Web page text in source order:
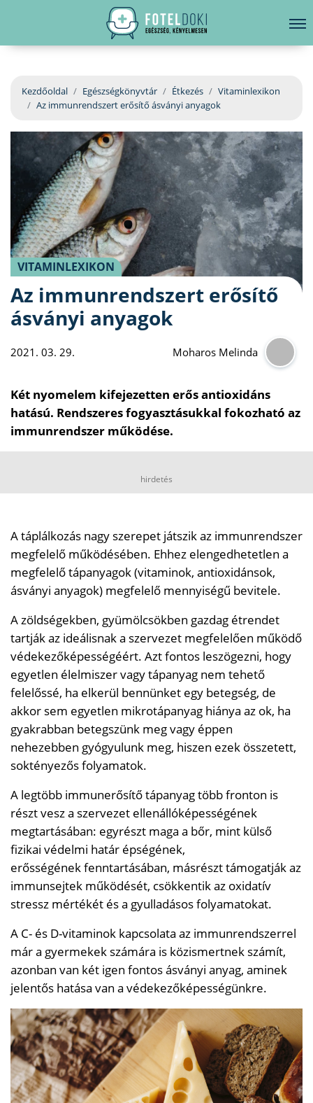
EGÉSZSÉGKÖNYVTÁR
ÜGYELETKERESŐ
ORVOS VÁLASZOL
ORVOSKERESŐ
hirdetés
Kezdőoldal Egészségkönyvtár Étkezés
Vitaminlexikon
Az immunrendszert erősítő ásványi anyagok
VITAMINLEXIKON
Az immunrendszert erősítő
ásványi anyagok
2021. 03. 29. Moharos Melinda
Két nyomelem kifejezetten erős antioxidáns
hatású. Rendszeres fogyasztásukkal fokozható az
immunrendszer működése.
hirdetés
A táplálkozás nagy szerepet játszik az immunrendszer
megfelelő működésében. Ehhez elengedhetetlen a
megfelelő tápanyagok (vitaminok, antioxidánsok,
ásványi anyagok) megfelelő mennyiségű bevitele.
A zöldségekben, gyümölcsökben gazdag étrendet
tartják az ideálisnak a szervezet megfelelően működő
védekezőképességéért. Azt fontos leszögezni, hogy
egyetlen élelmiszer vagy tápanyag nem tehető
felelőssé, ha elkerül bennünket egy betegség, de
akkor sem egyetlen mikrotápanyag hiánya az ok, ha
gyakrabban betegszünk meg vagy éppen
nehezebben gyógyulunk meg, hiszen ezek összetett,
soktényezős folyamatok.
A legtöbb immunerősítő tápanyag több fronton is
részt vesz a szervezet ellenállóképességének
megtartásában: egyrészt maga a bőr, mint külső
fizikai védelmi határ épségének,
erősségének fenntartásában, másrészt támogatják az
immunsejtek működését, csökkentik az oxidatív
stressz mértékét és a gyulladásos folyamatokat.
A C- és D-vitaminok kapcsolata az immunrendszerrel
már a gyermekek számára is közismertnek számít,
azonban van két igen fontos ásványi anyag, aminek
jelentős hatása van a védekezőképességünkre.